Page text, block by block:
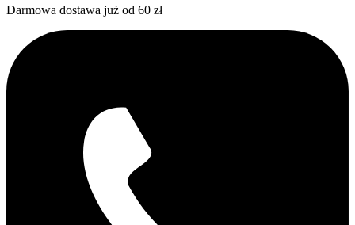
Darmowa dostawa już od 60 zł